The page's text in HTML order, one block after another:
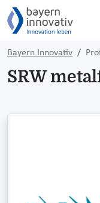
Bayern Innovativ
SRW